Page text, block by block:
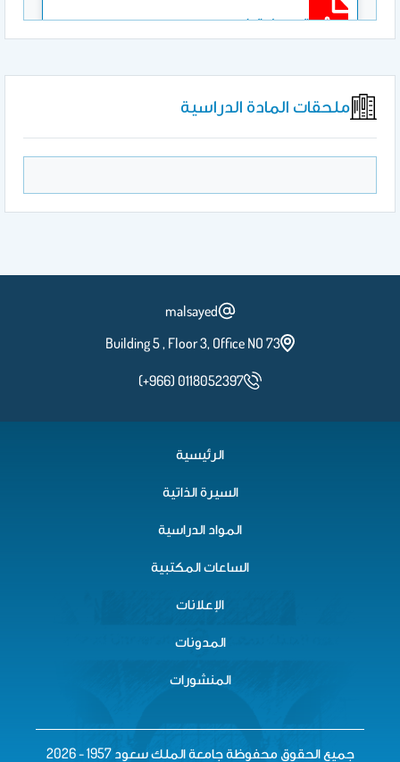
المعمل الرابع
المعمل الخامس
المعمل السادس
المعمل الثامن
ملحقات المادة الدراسية
malsayed
Building 5 , Floor 3, Office NO 73
(+966) 0118052397
الرئيسية
السيرة الذاتية
المواد الدراسية
الساعات المكتبية
الإعلانات
المدونات
المنشورات
جميع الحقوق محفوظة جامعة الملك سعود 1957 - 2026